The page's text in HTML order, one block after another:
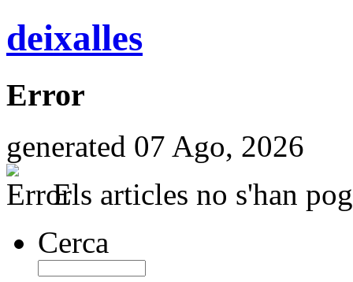
deixalles
Error
generated 07 Ago, 2026
Els articles no s'han
Cerca